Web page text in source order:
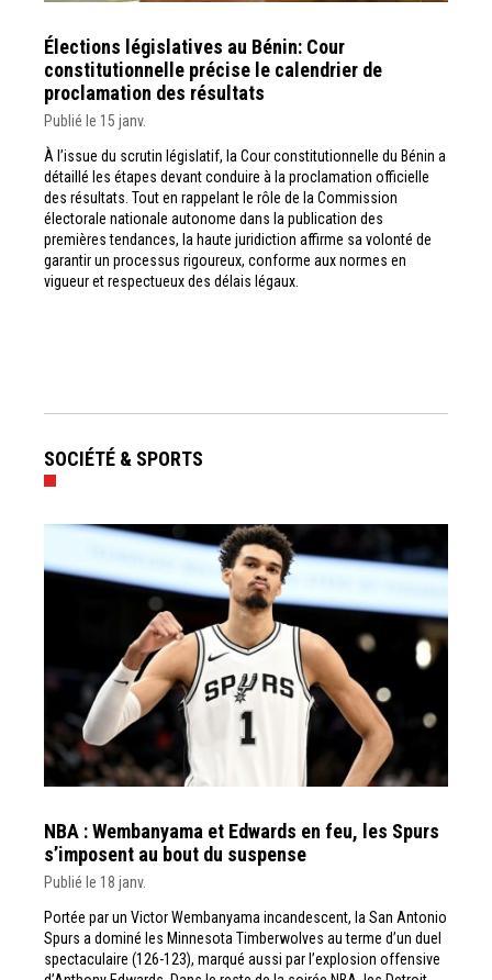
Élections législatives au Bénin: Cour
constitutionnelle précise le calendrier de
proclamation des résultats
Publié le 15 janv.
À l’issue du scrutin législatif, la Cour constitutionnelle du Bénin a
détaillé les étapes devant conduire à la proclamation officielle
des résultats. Tout en rappelant le rôle de la Commission
électorale nationale autonome dans la publication des
premières tendances, la haute juridiction affirme sa volonté de
garantir un processus rigoureux, conforme aux normes en
vigueur et respectueux des délais légaux.
SOCIÉTÉ & SPORTS
NBA : Wembanyama et Edwards en feu, les Spurs
s’imposent au bout du suspense
Publié le 18 janv.
Portée par un Victor Wembanyama incandescent, la San Antonio
Spurs a dominé les Minnesota Timberwolves au terme d’un duel
spectaculaire (126-123), marqué aussi par l’explosion offensive